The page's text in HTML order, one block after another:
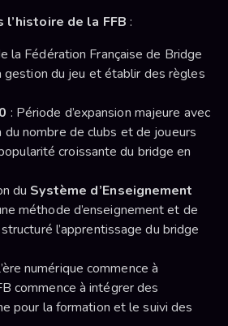
de la FFB :
la Fédération Française de Bridge
gestion du jeu et établir des règles
: Période d’expansion majeure avec
du nombre de clubs et de joueurs
croissante du bridge en
du Système d’Enseignement
méthode d’enseignement et de
l’apprentissage du bridge
numérique commence à
commence à intégrer des
pour la formation et le suivi des